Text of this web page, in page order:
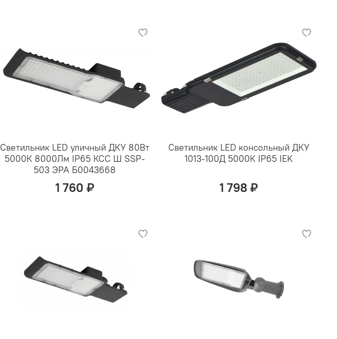
Светильник LED уличный ДКУ 80Вт
5000К 8000Лм IP65 КСС Ш SSP-
503 ЭРА Б0043668
1 760 ₽
Светильник LED консольный ДКУ
1013-100Д 5000К IP65 IEK
1 798 ₽